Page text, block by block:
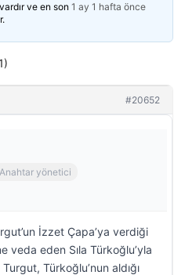
ve en son 1 ay 1 hafta önce
#20652
Anahtar yönetici
İzzet Çapa’ya verdiği
veda eden Sıla Türkoğlu’yla
Türkoğlu’nun aldığı